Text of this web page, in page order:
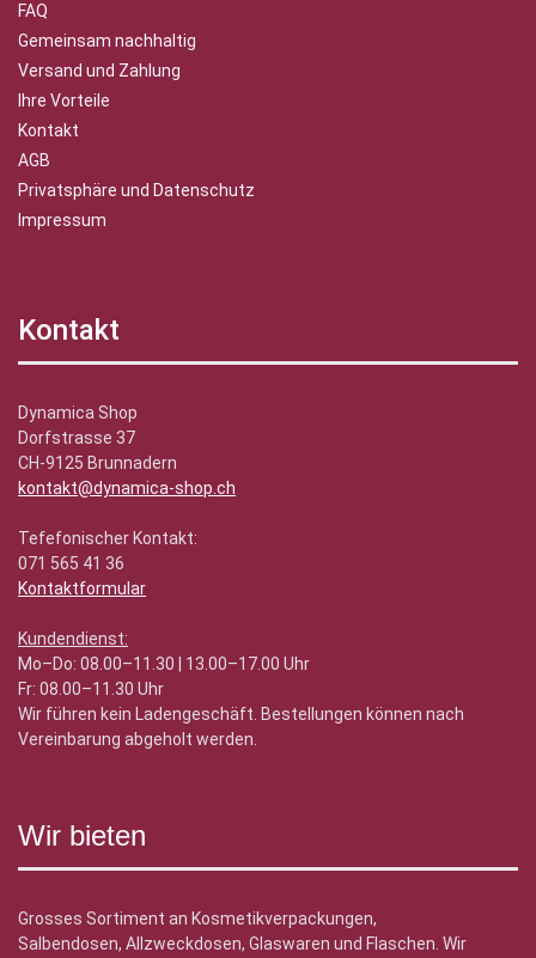
FAQ
Gemeinsam nachhaltig
Versand und Zahlung
Ihre Vorteile
Kontakt
AGB
Privatsphäre und Datenschutz
Impressum
Kontakt
Dynamica Shop
Dorfstrasse 37
CH-9125 Brunnadern
kontakt@dynamica-shop.ch
Tefefonischer Kontakt:
071 565 41 36
Kontaktformular
Kundendienst:
Mo–Do: 08.00–11.30 | 13.00–17.00 Uhr
Fr: 08.00–11.30 Uhr
Wir führen kein Ladengeschäft. Bestellungen können nach
Vereinbarung abgeholt werden.
Wir bieten
Grosses Sortiment an Kosmetikverpackungen,
Salbendosen, Allzweckdosen, Glaswaren und Flaschen. Wir